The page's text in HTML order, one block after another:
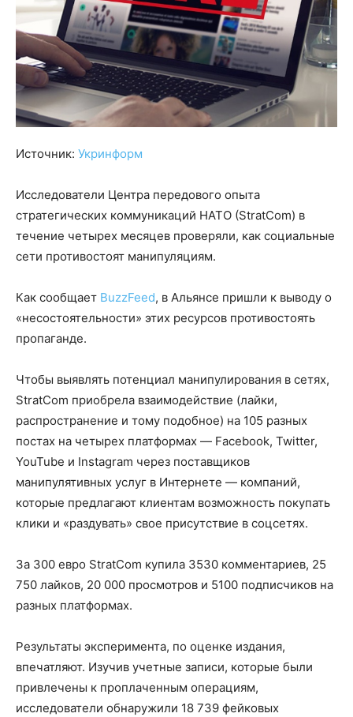
Источник: Укринформ
Исследователи Центра передового опыта
стратегических коммуникаций НАТО (StratCom) в
течение четырех месяцев проверяли, как социальные
сети противостоят манипуляциям.
Как сообщает BuzzFeed, в Альянсе пришли к выводу о
«несостоятельности» этих ресурсов противостоять
пропаганде.
Чтобы выявлять потенциал манипулирования в сетях,
StratCom приобрела взаимодействие (лайки,
распространение и тому подобное) на 105 разных
постах на четырех платформах — Facebook, Twitter,
YouTube и Instagram через поставщиков
манипулятивных услуг в Интернете — компаний,
которые предлагают клиентам возможность покупать
клики и «раздувать» свое присутствие в соцсетях.
За 300 евро StratCom купила 3530 комментариев, 25
750 лайков, 20 000 просмотров и 5100 подписчиков на
разных платформах.
Результаты эксперимента, по оценке издания,
впечатляют. Изучив учетные записи, которые были
привлечены к проплаченным операциям,
исследователи обнаружили 18 739 фейковых